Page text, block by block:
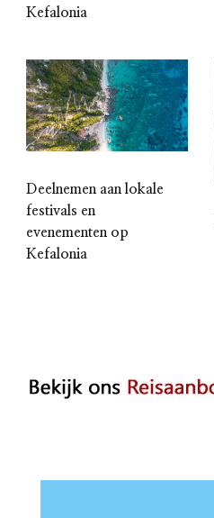
Kefalonia
Deelnemen aan lokale
festivals en
evenementen op
Kefalonia